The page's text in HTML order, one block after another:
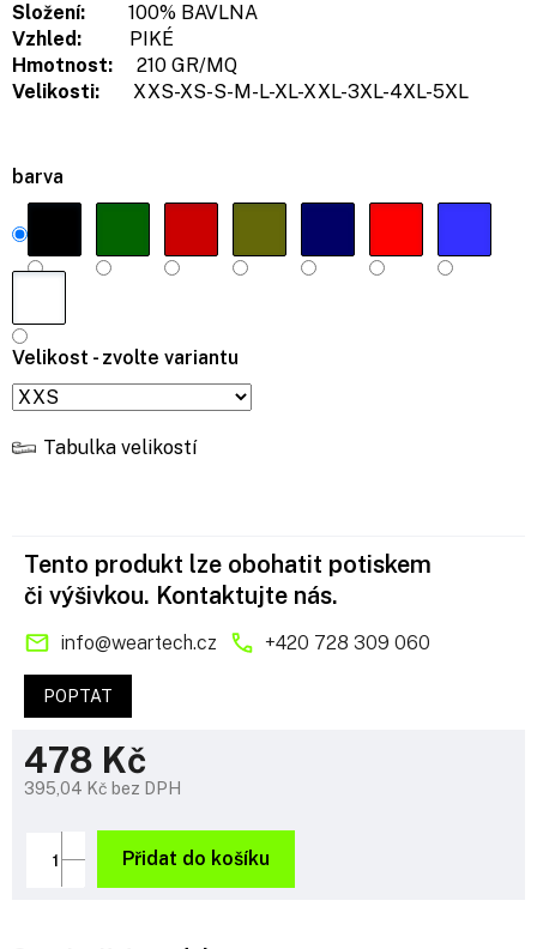
barva
Velikost - zvolte variantu
Tabulka velikostí
Složení:
100% BAVLNA
Vzhled:
PIKÉ
Hmotnost:
210 GR/MQ
Velikosti:
XXS-XS-S-M-L-XL-XXL-3XL-4XL-5XL
478 Kč
395,04 Kč bez DPH
cena:
Přidat do košíku
Tento produkt lze obohatit potiskem
či výšivkou. Kontaktujte nás.
info@weartech.cz +420 728 309 060
POPTAT